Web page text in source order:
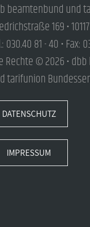
beamtenbund und
169 •
030.40 81 - 40 • Fax:
Rechte © 2026 •
tarifunion
DATENSCHUTZ
IMPRESSUM